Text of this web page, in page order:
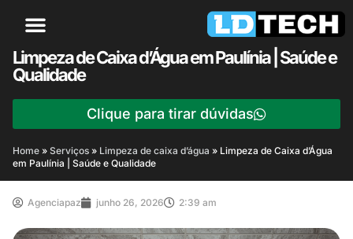
Limpeza de Caixa d’Água em Paulínia | Saúde e
Qualidade
Clique para tirar dúvidas
Home » Serviços » Limpeza de caixa d’água » Limpeza de Caixa d’Água
em Paulínia | Saúde e Qualidade
Agenciapaz junho 26, 2026 2:39 am